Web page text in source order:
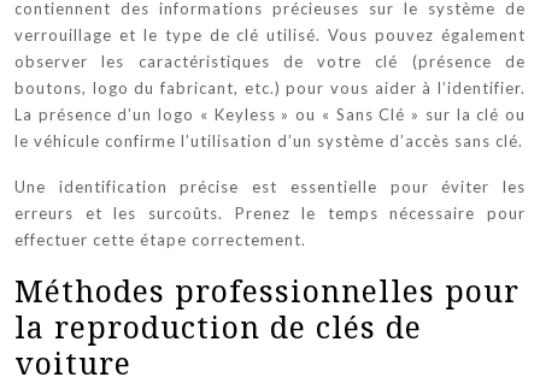
contiennent des informations précieuses sur le système de
verrouillage et le type de clé utilisé. Vous pouvez également
observer les caractéristiques de votre clé (présence de
boutons, logo du fabricant, etc.) pour vous aider à l’identifier.
La présence d’un logo « Keyless » ou « Sans Clé » sur la clé ou
le véhicule confirme l’utilisation d’un système d’accès sans clé.
Une identification précise est essentielle pour éviter les
erreurs et les surcoûts. Prenez le temps nécessaire pour
effectuer cette étape correctement.
Méthodes professionnelles pour
la reproduction de clés de
voiture